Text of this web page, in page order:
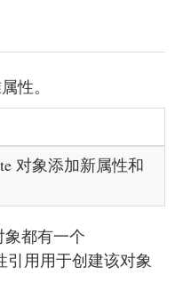
性。
对象添加新属性和
象都有一个
引用用于创建该对象